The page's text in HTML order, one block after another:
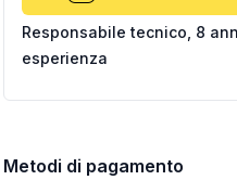
Responsabile tecnico 8
esperienza
Metodi di pagamento